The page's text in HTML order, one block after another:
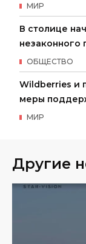
МИР
В столице
незаконного
ОБЩЕСТВО
Wildberries и
меры
МИР
Другие